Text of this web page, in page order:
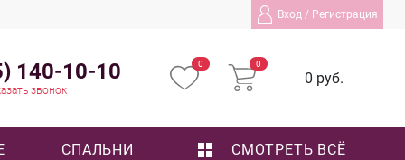
Вход / Регистрация
140-10-10
звонок
0 0
0 руб.
СПАЛЬНИ СМОТРЕТЬ ВСЁ